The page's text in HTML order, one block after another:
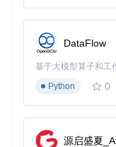
以上是 Whisper.cpp
结构、启动文件和
好地理解和使用该项
DataFlow
基于大模型算子和工
Python
0
源启盛夏